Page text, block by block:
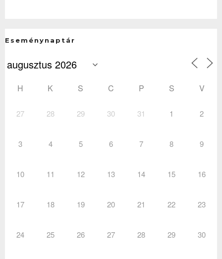
Eseménynaptár
H K S C P S V
27 28 29 30 31 1 2
3 4 5 6 7 8 9
10 11 12 13 14 15 16
17 18 19 20 21 22 23
24 25 26 27 28 29 30